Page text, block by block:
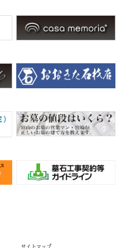
サイトマップ